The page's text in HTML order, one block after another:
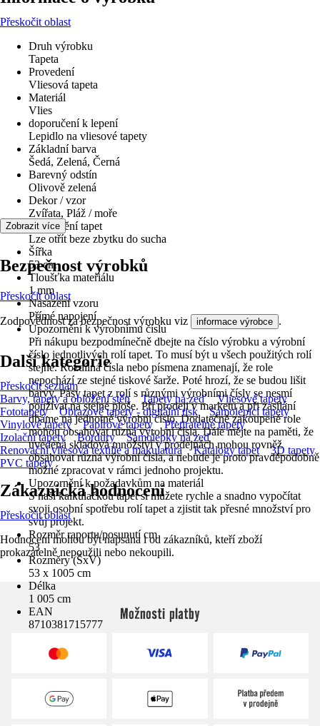
Přeskočit oblast
Druh výrobku
Tapeta
Provedení
Vliesová tapeta
Materiál
Vlies
doporučení k lepení
Lepidlo na vliesové tapety
Základní barva
Šedá, Zelená, Černá
Barevný odstín
Olivově zelená
Dekor / vzor
Zvířata, Pláž / moře
Odstranění tapet
Lze otřít beze zbytku do sucha
Šířka
53 cm
Tloušťka materiálu
1 mm
Nasazení vzoru
Přímé napojení
Upozornění k výrobnímu číslu
Při nákupu bezpodmínečně dbejte na číslo výrobku a výrobní
číslo jednotlivých rolí tapet. To musí být u všech použitých rolí
stejné. Rozdílná čísla nebo písmena znamenají, že role
nepochází ze stejné tiskové šarže. Poté hrozí, že se budou lišit
barvy. Pásy tapet z rolí s různými výrobními čísly se nesmí
používat na stejné ploše. Při prodeji v marketu a při zasílání
dbáme na jednotné výrobní číslo. Dodatečně zakoupené role
mohou obsahovat různá výrobní čísla. Dále mějte na paměti, že
uvedená skladová množství v prodejnách mohou rovněž
obsahovat různá výrobní čísla, a nebude je proto pravděpodobně
možné zpracovat v rámci jednoho projektu.
Upozornění k požadavkům na materiál
S naší kalkulačkou tapet si můžete rychle a snadno vypočítat
svoji osobní spotřebu rolí tapet a zjistit tak přesné množství pro
svůj projekt.
Rozměr raportu/posunutí cm
53
Rozměry (ŠxV)
53 x 1005 cm
Délka
1 005 cm
EAN
8710381715777
Zobrazit více
Bezpečnost výrobků
Přeskočit oblast
Zodpovědnost za bezpečnost výrobku viz informace výrobce .
Další kategorie
Přeskočit seznam
Barvy, tapety a obložení stěn
Tapety na zeď
Vliesové tapety
Fototapety
Obrazové tapety - digitální tisk
Samolepicí tapety
Vinylové tapety
Papírové tapety
Přetiratelné tapety
Izolační tapety
Bordury
Samolepky na zeď
Renovační vliesová textilie a makulatura
Katalogy tapet
3D tapety
PVC tapety
Zákaznická hodnocení
Přeskočit oblast
Hodnocení mohou být napsána i od zákazníků, kteří zboží
prokazatelně nepoužili nebo nekoupili.
Možnosti platby